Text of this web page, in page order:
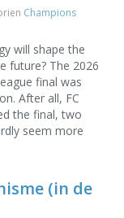
Champions
will shape the
future? The 2026
final was
After all, FC
the final, two
seem more
(in de